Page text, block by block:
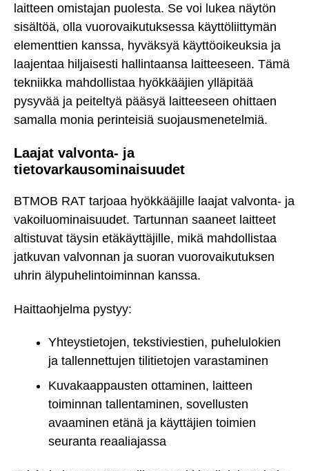
laitteen omistajan puolesta. Se voi lukea näytön
sisältöä, olla vuorovaikutuksessa käyttöliittymän
elementtien kanssa, hyväksyä käyttöoikeuksia ja
laajentaa hiljaisesti hallintaansa laitteeseen. Tämä
tekniikka mahdollistaa hyökkääjien ylläpitää
pysyvää ja peiteltyä pääsyä laitteeseen ohittaen
samalla monia perinteisiä suojausmenetelmiä.
Laajat valvonta- ja
tietovarkausominaisuudet
BTMOB RAT tarjoaa hyökkääjille laajat valvonta- ja
vakoiluominaisuudet. Tartunnan saaneet laitteet
altistuvat täysin etäkäyttäjille, mikä mahdollistaa
jatkuvan valvonnan ja suoran vuorovaikutuksen
uhrin älypuhelintoiminnan kanssa.
Haittaohjelma pystyy:
Yhteystietojen, tekstiviestien, puhelulokien
ja tallennettujen tilitietojen varastaminen
Kuvakaappausten ottaminen, laitteen
toiminnan tallentaminen, sovellusten
avaaminen etänä ja käyttäjien toimien
seuranta reaaliajassa